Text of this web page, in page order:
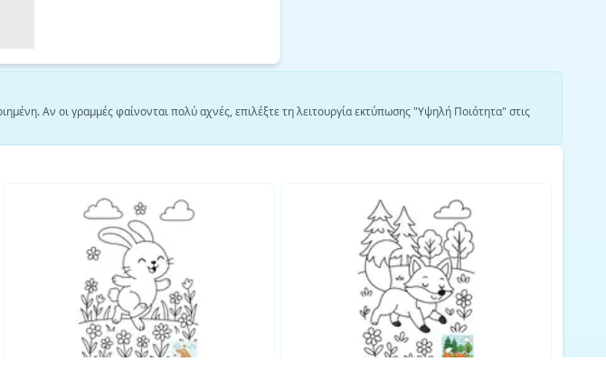
Αν οι γραμμές φαίνονται πολύ αχνές, επιλέξτε τη λειτουργία εκτύπωσης "Υψηλή Ποιότητα" στις